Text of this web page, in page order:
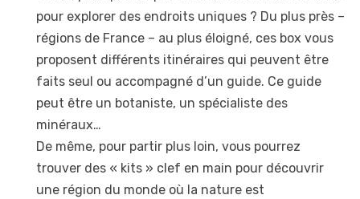
pour explorer des endroits uniques ? Du plus près –
régions de France – au plus éloigné, ces box vous
proposent différents itinéraires qui peuvent être
faits seul ou accompagné d’un guide. Ce guide
peut être un botaniste, un spécialiste des
minéraux…
De même, pour partir plus loin, vous pourrez
trouver des « kits » clef en main pour découvrir
une région du monde où la nature est